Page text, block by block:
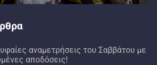
αναμετρήσεις του Σαββάτου με
αποδόσεις!